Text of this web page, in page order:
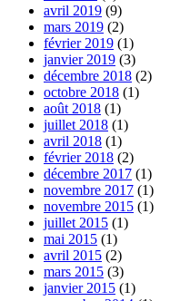
avril 2019 (9)
mars 2019 (2)
février 2019 (1)
janvier 2019 (3)
décembre 2018 (2)
octobre 2018 (1)
août 2018 (1)
juillet 2018 (1)
avril 2018 (1)
février 2018 (2)
décembre 2017 (1)
novembre 2017 (1)
novembre 2015 (1)
juillet 2015 (1)
mai 2015 (1)
avril 2015 (2)
mars 2015 (3)
janvier 2015 (1)